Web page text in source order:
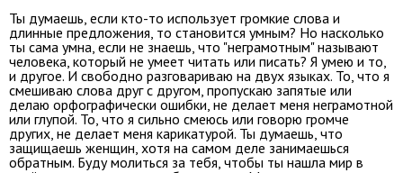
Ты думаешь, если кто-то использует громкие слова и
длинные предложения, то становится умным? Но насколько
ты сама умна, если не знаешь, что "неграмотным" называют
человека, который не умеет читать или писать? Я умею и то,
и другое. И свободно разговариваю на двух языках. То, что я
смешиваю слова друг с другом, пропускаю запятые или
делаю орфографически ошибки, не делает меня неграмотной
или глупой. То, что я сильно смеюсь или говорю громче
других, не делает меня карикатурой. Ты думаешь, что
защищаешь женщин, хотя на самом деле занимаешься
обратным. Буду молиться за тебя, чтобы ты нашла мир в